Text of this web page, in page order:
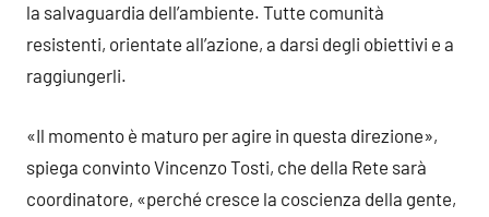
la salvaguardia dell’ambiente. Tutte comunità
resistenti, orientate all’azione, a darsi degli obiettivi e a
raggiungerli.
«Il momento è maturo per agire in questa direzione»,
spiega convinto Vincenzo Tosti, che della Rete sarà
coordinatore, «perché cresce la coscienza della gente,